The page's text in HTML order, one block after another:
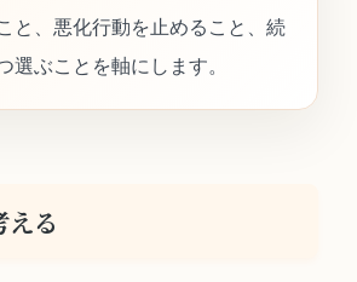
と、悪化行動を止めること、続
選ぶことを軸にします。
える